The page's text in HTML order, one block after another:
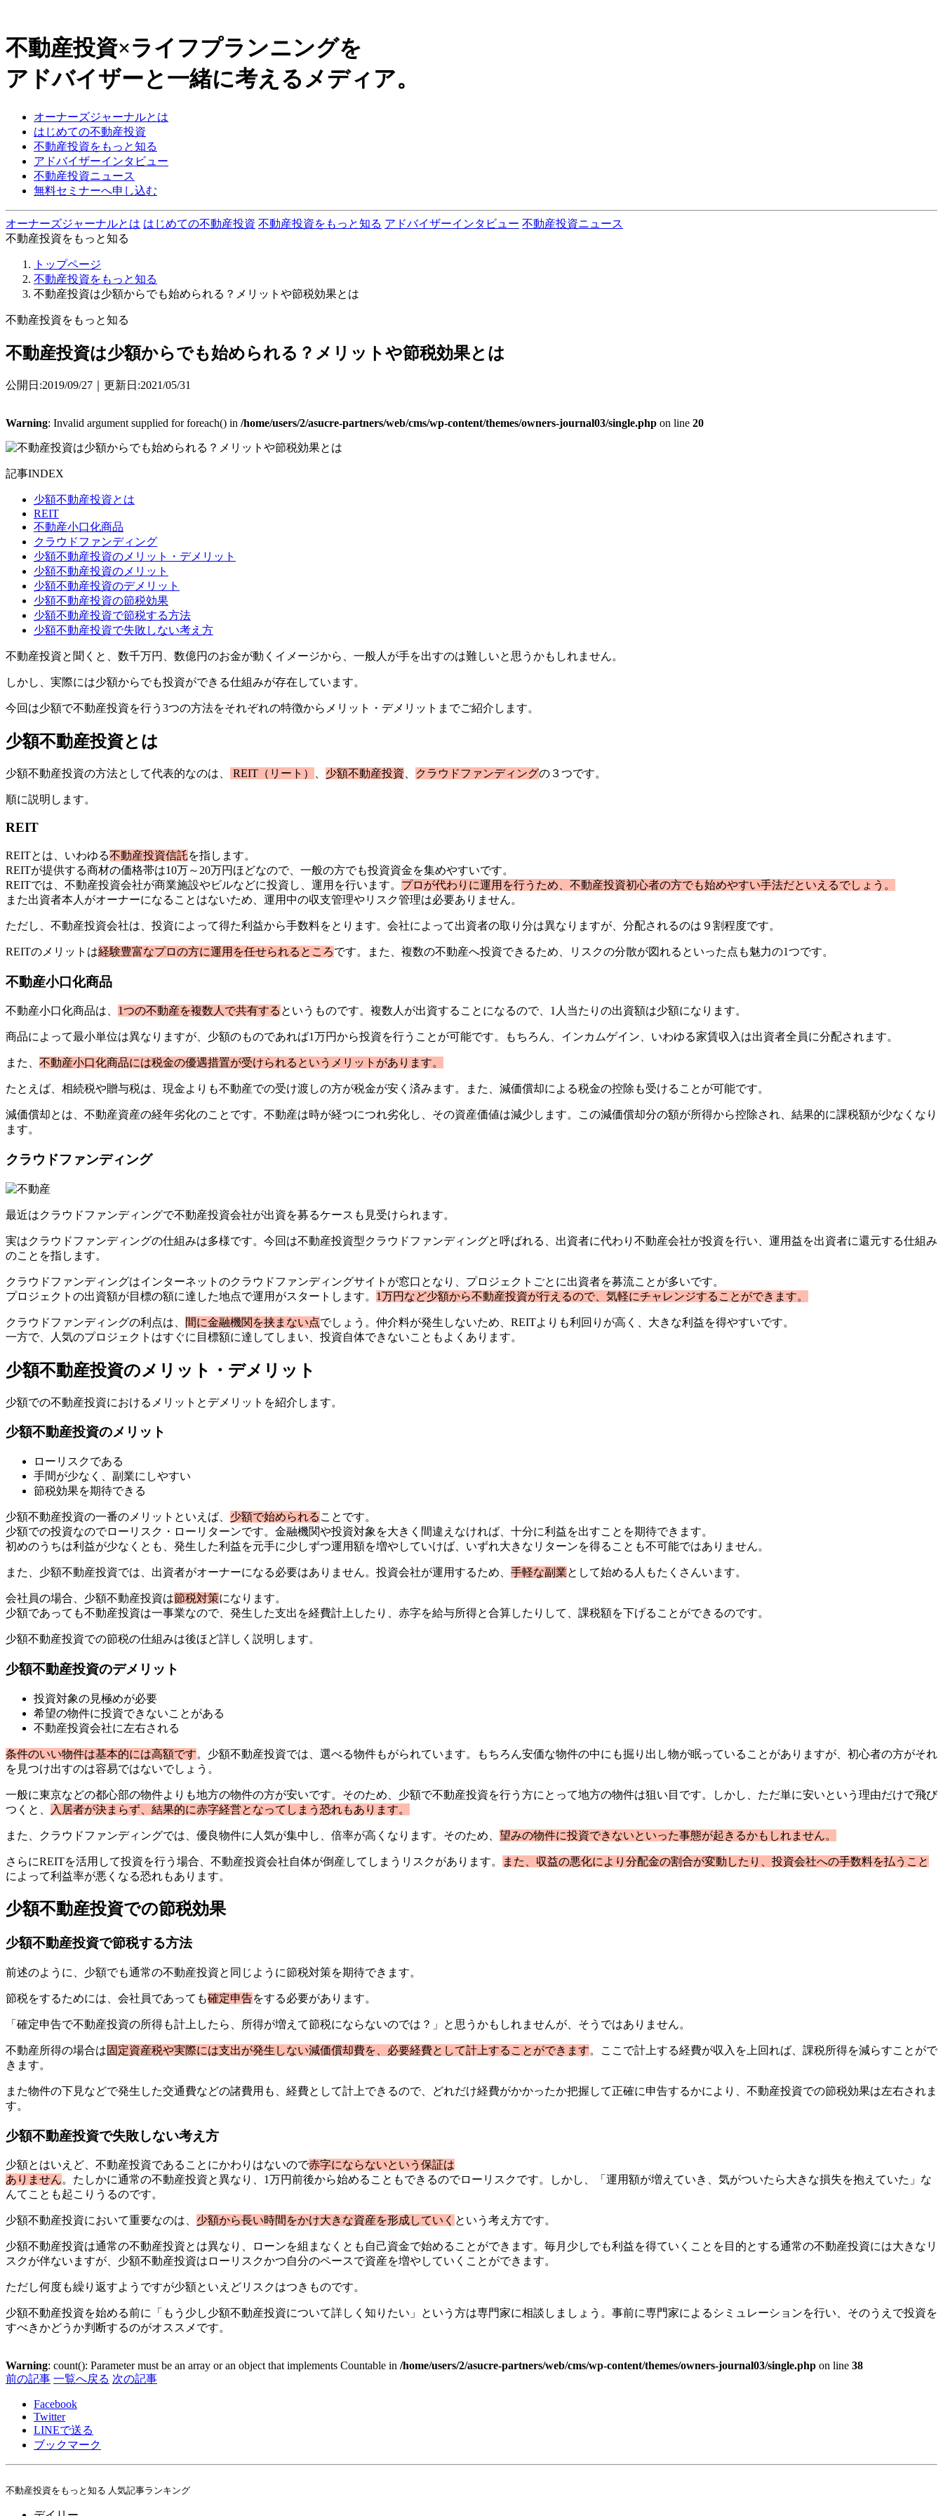
不動産投資×ライフプランニングを
アドバイザーと一緒に考えるメディア。
オーナーズジャーナルとは
はじめての不動産投資
不動産投資をもっと知る
アドバイザーインタビュー
不動産投資ニュース
無料セミナーへ申し込む
オーナーズジャーナルとは はじめての不動産投資 不動産投資をもっと知る アドバイザーインタビュー 不動産投資ニュース
不動産投資をもっと知る
トップページ
不動産投資をもっと知る
不動産投資は少額からでも始められる？メリットや節税効果とは
不動産投資をもっと知る
不動産投資は少額からでも始められる？メリットや節税効果とは
公開日:2019/09/27｜更新日:2021/05/31
Warning: Invalid argument supplied for foreach() in /home/users/2/asucre-partners/web/cms/wp-content/themes/owners-journal03/single.php on line 20
記事INDEX
少額不動産投資とは
REIT
不動産小口化商品
クラウドファンディング
少額不動産投資のメリット・デメリット
少額不動産投資のメリット
少額不動産投資のデメリット
少額不動産投資の節税効果
少額不動産投資で節税する方法
少額不動産投資で失敗しない考え方
不動産投資と聞くと、数千万円、数億円のお金が動くイメージから、一般人が手を出すのは難しいと思うかもしれません。
しかし、実際には少額からでも投資ができる仕組みが存在しています。
今回は少額で不動産投資を行う3つの方法をそれぞれの特徴からメリット・デメリットまでご紹介します。
少額不動産投資とは
少額不動産投資の方法として代表的なのは、 REIT（リート） 少額不動産投資 クラウドファンディングの３つです。
順に説明します。
REIT
REITとは、いわゆる不動産投資信託を指します。
REITが提供する商材の価格帯は10万～20万円ほどなので、一般の方でも投資資金を集めやすいです。
REITでは、不動産投資会社が商業施設やビルなどに投資し、運用を行います。 プロが代わりに運用を行うため、不動産投資初心者の方でも始めやすい手法だといえるでしょう。
また出資者本人がオーナーになることはないため、運用中の収支管理やリスク管理は必要ありません。
ただし、不動産投資会社は、投資によって得た利益から手数料をとります。会社によって出資者の取り分は異なりますが、分配されるのは９割程度です。
REITのメリットは経験豊富なプロの方に運用を任せられるところです。また、複数の不動産へ投資できるため、リスクの分散が図れるといった点も魅力の1つです。
不動産小口化商品
不動産小口化商品は、 1つの不動産を複数人で共有する というものです。複数人が出資することになるので、1人当たりの出資額は少額になります。
商品によって最小単位は異なりますが、少額のものであれば1万円から投資を行うことが可能です。もちろん、インカムゲイン、いわゆる家賃収入は出資者全員に分配されます。
また、 不動産小口化商品には税金の優遇措置が受けられるというメリットがあります。
たとえば、相続税や贈与税は、現金よりも不動産での受け渡しの方が税金が安く済みます。また、減価償却による税金の控除も受けることが可能です。
減価償却とは、不動産資産の経年劣化のことです。不動産は時が経つにつれ劣化し、その資産価値は減少します。この減価償却分の額が所得から控除され、結果的に課税額が少なくなり
ます。
クラウドファンディング
最近はクラウドファンディングで不動産投資会社が出資を募るケースも見受けられます。
実はクラウドファンディングの仕組みは多様です。今回は不動産投資型クラウドファンディングと呼ばれる、出資者に代わり不動産会社が投資を行い、運用益を出資者に還元する仕組み
のことを指します。
クラウドファンディングはインターネットのクラウドファンディングサイトが窓口となり、プロジェクトごとに出資者を募流ことが多いです。
プロジェクトの出資額が目標の額に達した地点で運用がスタートします。 1万円など少額から不動産投資が行えるので、気軽にチャレンジすることができます。
クラウドファンディングの利点は、 間に金融機関を挟まない点でしょう。仲介料が発生しないため、REITよりも利回りが高く、大きな利益を得やすいです。
一方で、人気のプロジェクトはすぐに目標額に達してしまい、投資自体できないこともよくあります。
少額不動産投資のメリット・デメリット
少額での不動産投資におけるメリットとデメリットを紹介します。
少額不動産投資のメリット
ローリスクである
手間が少なく、副業にしやすい
節税効果を期待できる
少額不動産投資の一番のメリットといえば、 少額で始められる ことです。
少額での投資なのでローリスク・ローリターンです。金融機関や投資対象を大きく間違えなければ、十分に利益を出すことを期待できます。
初めのうちは利益が少なくとも、発生した利益を元手に少しずつ運用額を増やしていけば、いずれ大きなリターンを得ることも不可能ではありません。
また、少額不動産投資では、出資者がオーナーになる必要はありません。投資会社が運用するため、 手軽な副業として始める人もたくさんいます。
会社員の場合、少額不動産投資は節税対策になります。
少額であっても不動産投資は一事業なので、発生した支出を経費計上したり、赤字を給与所得と合算したりして、課税額を下げることができるのです。
少額不動産投資での節税の仕組みは後ほど詳しく説明します。
少額不動産投資のデメリット
投資対象の見極めが必要
希望の物件に投資できないことがある
不動産投資会社に左右される
条件のいい物件は基本的には高額です。少額不動産投資では、選べる物件もがられています。もちろん安価な物件の中にも掘り出し物が眠っていることがありますが、初心者の方がそれ
を見つけ出すのは容易ではないでしょう。
一般に東京などの都心部の物件よりも地方の物件の方が安いです。そのため、少額で不動産投資を行う方にとって地方の物件は狙い目です。しかし、ただ単に安いという理由だけで飛び
つくと、
入居者が決まらず、結果的に赤字経営となってしまう恐れもあります。
また、クラウドファンディングでは、優良物件に人気が集中し、倍率が高くなります。そのため、 望みの物件に投資できないといった事態が起きるかもしれません。
さらにREITを活用して投資を行う場合、不動産投資会社自体が倒産してしまうリスクがあります。
また、収益の悪化により分配金の割合が変動したり、投資会社への手数料を払うこと
によって利益率が悪くなる恐れもあります。
少額不動産投資での節税効果
少額不動産投資で節税する方法
前述のように、少額でも通常の不動産投資と同じように節税対策を期待できます。
節税をするためには、会社員であっても確定申告をする必要があります。
「確定申告で不動産投資の所得も計上したら、所得が増えて節税にならないのでは？」と思うかもしれませんが、そうではありません。
不動産所得の場合は固定資産税や実際には支出が発生しない減価償却費を、必要経費として計上することができます。ここで計上する経費が収入を上回れば、課税所得を減らすことがで
きます。
また物件の下見などで発生した交通費などの諸費用も、経費として計上できるので、どれだけ経費がかかったか把握して正確に申告するかにより、不動産投資での節税効果は左右されま
す。
少額不動産投資で失敗しない考え方
少額とはいえど、不動産投資であることにかわりはないので赤字にならないという保証は
ありません。たしかに通常の不動産投資と異なり、1万円前後から始めることもできるのでローリスクです。しかし、「運用額が増えていき、気がついたら大きな損失を抱えていた」な
んてことも起こりうるのです。
少額不動産投資において重要なのは、 少額から長い時間をかけ大きな資産を形成していく という考え方です。
少額不動産投資は通常の不動産投資とは異なり、ローンを組まなくとも自己資金で始めることができます。毎月少しでも利益を得ていくことを目的とする通常の不動産投資には大きなリ
スクが伴ないますが、少額不動産投資はローリスクかつ自分のペースで資産を増やしていくことができます。
ただし何度も繰り返すようですが少額といえどリスクはつきものです。
少額不動産投資を始める前に「もう少し少額不動産投資について詳しく知りたい」という方は専門家に相談しましょう。事前に専門家によるシミュレーションを行い、そのうえで投資を
すべきかどうか判断するのがオススメです。
Warning: count(): Parameter must be an array or an object that implements Countable in /home/users/2/asucre-partners/web/cms/wp-content/themes/owners-journal03/single.php on line 38
前の記事 一覧へ戻る 次の記事
Facebook
Twitter
LINEで送る
ブックマーク
不動産投資をもっと知る 人気記事ランキング